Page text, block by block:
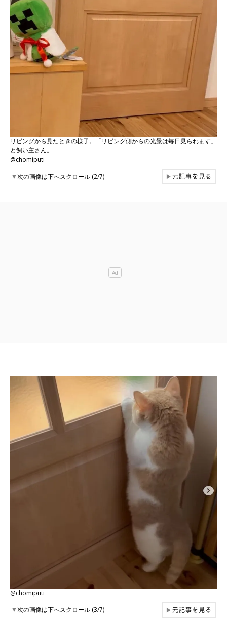
リビングから見たときの様子。「リビング側からの光景は毎日見られます」
と飼い主さん。
@chomiputi
▼次の画像は下へスクロール (2/7) ▶元記事を見る
@chomiputi
▼次の画像は下へスクロール (3/7) ▶元記事を見る